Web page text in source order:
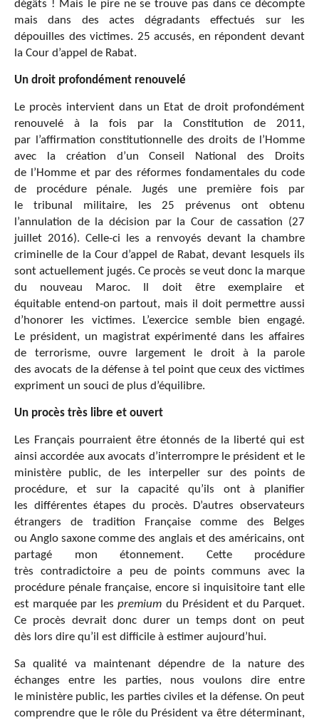
dégâts ! Mais le pire ne se trouve pas dans ce décompte
mais dans des actes dégradants effectués sur les
dépouilles des victimes. 25 accusés, en répondent devant
la Cour d’appel de Rabat.
Un droit profondément renouvelé
Le procès intervient dans un Etat de droit profondément
renouvelé à la fois par la Constitution de 2011,
par l’affirmation constitutionnelle des droits de l’Homme
avec la création d’un Conseil National des Droits
de l’Homme et par des réformes fondamentales du code
de procédure pénale. Jugés une première fois par
le tribunal militaire, les 25 prévenus ont obtenu
l’annulation de la décision par la Cour de cassation (27
juillet 2016). Celle-ci les a renvoyés devant la chambre
criminelle de la Cour d’appel de Rabat, devant lesquels ils
sont actuellement jugés. Ce procès se veut donc la marque
du nouveau Maroc. Il doit être exemplaire et
équitable entend-on partout, mais il doit permettre aussi
d’honorer les victimes. L’exercice semble bien engagé.
Le président, un magistrat expérimenté dans les affaires
de terrorisme, ouvre largement le droit à la parole
des avocats de la défense à tel point que ceux des victimes
expriment un souci de plus d’équilibre.
Un procès très libre et ouvert
Les Français pourraient être étonnés de la liberté qui est
ainsi accordée aux avocats d’interrompre le président et le
ministère public, de les interpeller sur des points de
procédure, et sur la capacité qu’ils ont à planifier
les différentes étapes du procès. D’autres observateurs
étrangers de tradition Française comme des Belges
ou Anglo saxone comme des anglais et des américains, ont
partagé mon étonnement. Cette procédure
très contradictoire a peu de points communs avec la
procédure pénale française, encore si inquisitoire tant elle
est marquée par lespremium du Président et du Parquet.
Ce procès devrait donc durer un temps dont on peut
dès lors dire qu’il est difficile à estimer aujourd’hui.
Sa qualité va maintenant dépendre de la nature des
échanges entre les parties, nous voulons dire entre
le ministère public, les parties civiles et la défense. On peut
comprendre que le rôle du Président va être déterminant,